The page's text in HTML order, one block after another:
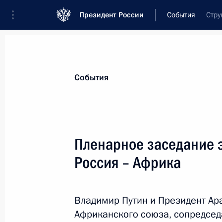
Президент России События
Новости
Послания Федеральному Собранию
Заявления по важнейшим вопросам
Речи и обращения
События
Пленарное заседание
Россия – Африка
Владимир Путин и Президент
Африканского союза,